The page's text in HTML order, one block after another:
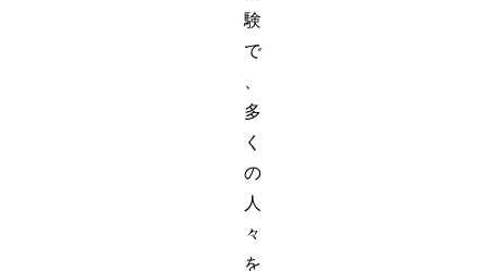
験
で
多
く
の
人
々
を